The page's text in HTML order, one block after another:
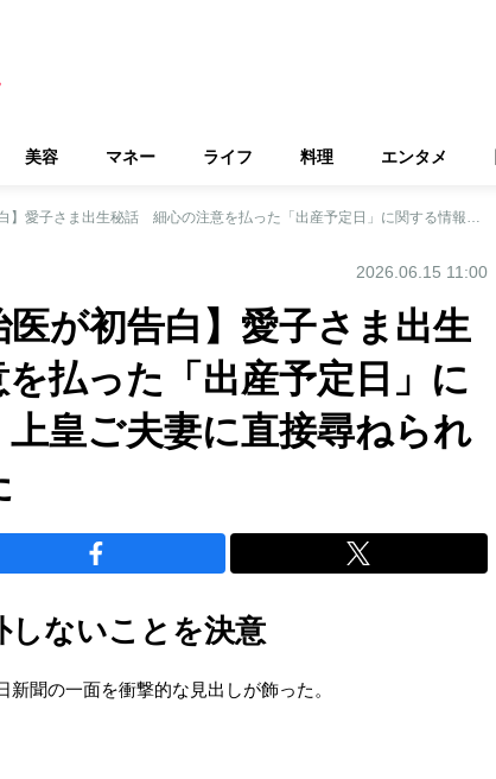
美容 マネー ライフ 料理 エンタメ
【雅子さまの主治医が初告白】愛子さま出生秘話 細心の注意を払った「出産予定日」に関する情報管理 上皇ご夫妻に直接尋ねられても沈黙を貫いた
2026.06.15 11:00
医が初告白】愛子さま出生
払った「出産予定日」に
皇ご夫妻に直接尋ねられ
しないことを決意
聞の一面を衝撃的な見出しが飾った。